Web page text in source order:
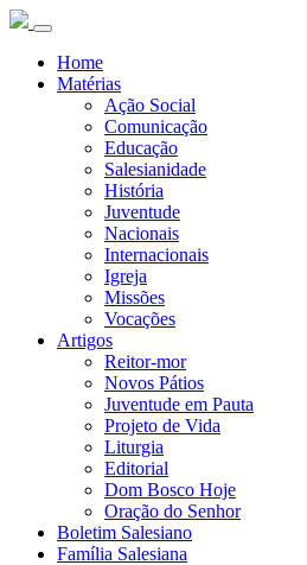
Home
Matérias
Ação Social
Comunicação
Educação
Salesianidade
História
Juventude
Nacionais
Internacionais
Igreja
Missões
Vocações
Artigos
Reitor-mor
Novos Pátios
Juventude em Pauta
Projeto de Vida
Liturgia
Editorial
Dom Bosco Hoje
Oração do Senhor
Boletim Salesiano
Família Salesiana